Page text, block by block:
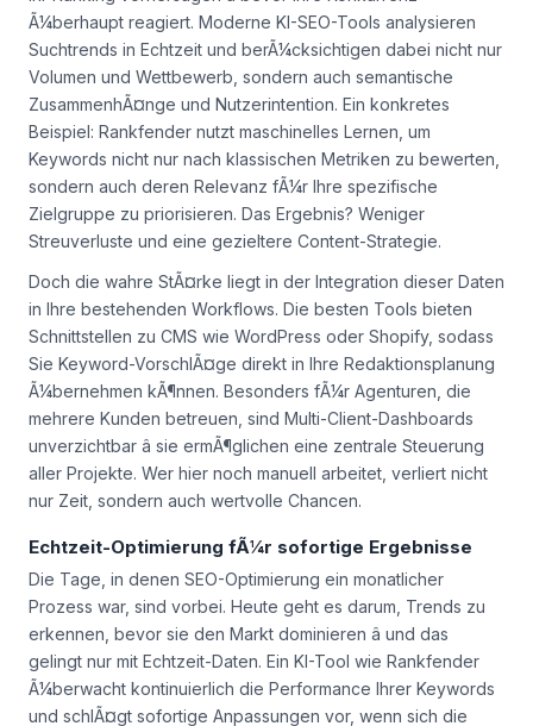
Ã¼berhaupt reagiert. Moderne KI-SEO-Tools analysieren
Suchtrends in Echtzeit und berÃ¼cksichtigen dabei nicht nur
Volumen und Wettbewerb, sondern auch semantische
ZusammenhÃ¤nge und Nutzerintention. Ein konkretes
Beispiel: Rankfender nutzt maschinelles Lernen, um
Keywords nicht nur nach klassischen Metriken zu bewerten,
sondern auch deren Relevanz fÃ¼r Ihre spezifische
Zielgruppe zu priorisieren. Das Ergebnis? Weniger
Streuverluste und eine gezieltere Content-Strategie.
Doch die wahre StÃ¤rke liegt in der Integration dieser Daten
in Ihre bestehenden Workflows. Die besten Tools bieten
Schnittstellen zu CMS wie WordPress oder Shopify, sodass
Sie Keyword-VorschlÃ¤ge direkt in Ihre Redaktionsplanung
Ã¼bernehmen kÃ¶nnen. Besonders fÃ¼r Agenturen, die
mehrere Kunden betreuen, sind Multi-Client-Dashboards
unverzichtbar â sie ermÃ¶glichen eine zentrale Steuerung
aller Projekte. Wer hier noch manuell arbeitet, verliert nicht
nur Zeit, sondern auch wertvolle Chancen.
Echtzeit-Optimierung fÃ¼r sofortige Ergebnisse
Die Tage, in denen SEO-Optimierung ein monatlicher
Prozess war, sind vorbei. Heute geht es darum, Trends zu
erkennen, bevor sie den Markt dominieren â und das
gelingt nur mit Echtzeit-Daten. Ein KI-Tool wie Rankfender
Ã¼berwacht kontinuierlich die Performance Ihrer Keywords
und schlÃ¤gt sofortige Anpassungen vor, wenn sich die